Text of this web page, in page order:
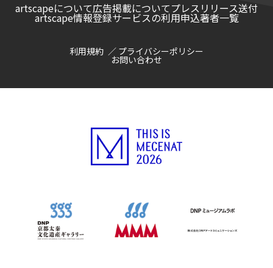
artscapeについて広告掲載についてプレスリリース送付
artscape情報登録サービスの利用申込著者一覧
利用規約 プライバシーポリシー
お問い合わせ